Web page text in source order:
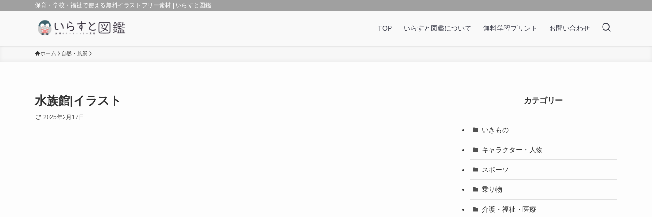
保育・学校・福祉で使える無料イラストフリー素材 | いらすと図鑑
TOP いらすと図鑑について 無料学習プリント お問い合わせ
ホーム 自然・風景
水族館|イラスト
2025年2月17日
カテゴリー
いきもの
キャラクター・人物
スポーツ
乗り物
介護・福祉・医療